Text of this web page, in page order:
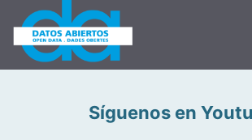
Síguenos en